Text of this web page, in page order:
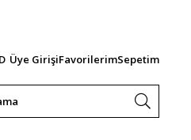
Üye GirişiFavorilerimSepetim